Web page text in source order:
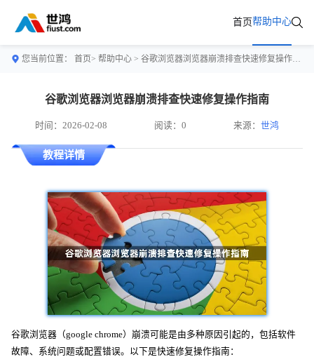
首页帮助中心
您当前位置： 首页> 帮助中心 > 谷歌浏览器浏览器崩溃排查快速修复操作指南
谷歌浏览器浏览器崩溃排查快速修复操作指南
时间：2026-02-08 阅读：0 来源：世鸿
教程详情
谷歌浏览器（google chrome）崩溃可能是由多种原因引起的，包括软件
故障、系统问题或配置错误。以下是快速修复操作指南：